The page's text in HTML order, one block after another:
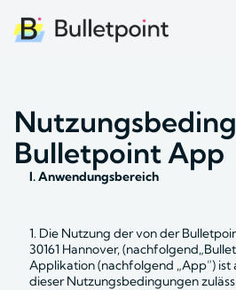
Bulletpoint App
I. Anwendungsbereich
1. Die Nutzung der von der
30161 Hannover,
Applikation (nachfolgend „App”) ist
dieser Nutzungsbedingungen